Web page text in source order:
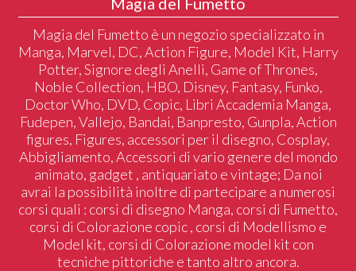
Magia del Fumetto è un negozio specializzato in
Manga, Marvel, DC, Action Figure, Model Kit, Harry
Potter, Signore degli Anelli, Game of Thrones,
Noble Collection, HBO, Disney, Fantasy, Funko,
Doctor Who, DVD, Copic, Libri Accademia Manga,
Fudepen, Vallejo, Bandai, Banpresto, Gunpla, Action
figures, Figures, accessori per il disegno, Cosplay,
Abbigliamento, Accessori di vario genere del mondo
animato, gadget , antiquariato e vintage; Da noi
avrai la possibilità inoltre di partecipare a numerosi
corsi quali : corsi di disegno Manga, corsi di Fumetto,
corsi di Colorazione copic , corsi di Modellismo e
Model kit, corsi di Colorazione model kit con
tecniche pittoriche e tanto altro ancora.